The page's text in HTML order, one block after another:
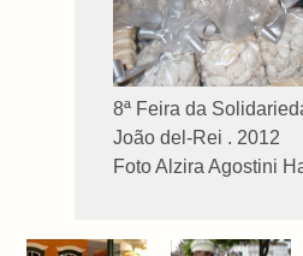
8ª Feira da
João del-Rei . 2012
Foto Alzira Agostini